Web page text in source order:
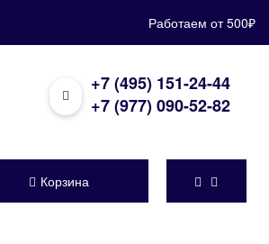
Работаем от 500₽
+7 (495) 151-24-44
+7 (977) 090-52-82
Корзина